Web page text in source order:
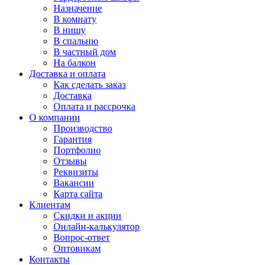
Назначение
В комнату
В нишу
В спальню
В частный дом
На балкон
Доставка и оплата
Как сделать заказ
Доставка
Оплата и рассрочка
О компании
Производство
Гарантия
Портфолио
Отзывы
Реквизиты
Вакансии
Карта сайта
Клиентам
Скидки и акции
Онлайн-калькулятор
Вопрос-ответ
Оптовикам
Контакты